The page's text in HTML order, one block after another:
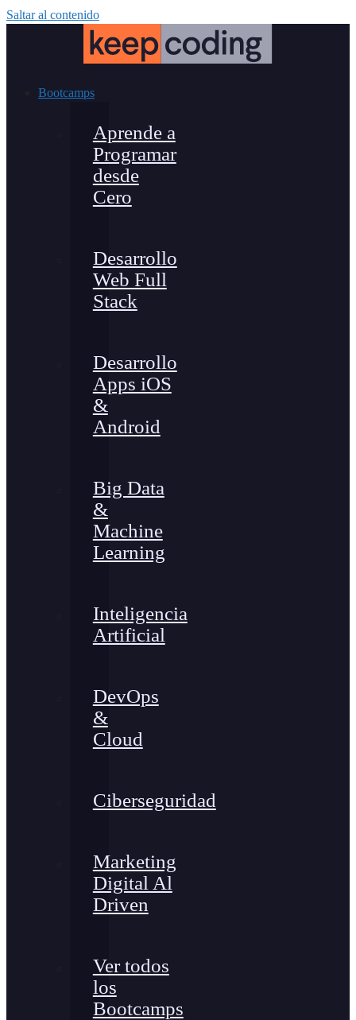
Saltar al contenido
Bootcamps
Aprende a
Programar
desde
Cero
Desarrollo
Web Full
Stack
Desarrollo
Apps iOS
&
Android
Big Data
&
Machine
Learning
Inteligencia
Artificial
DevOps
&
Cloud
Ciberseguridad
Marketing
Digital Al
Driven
Ver todos
los
Bootcamps